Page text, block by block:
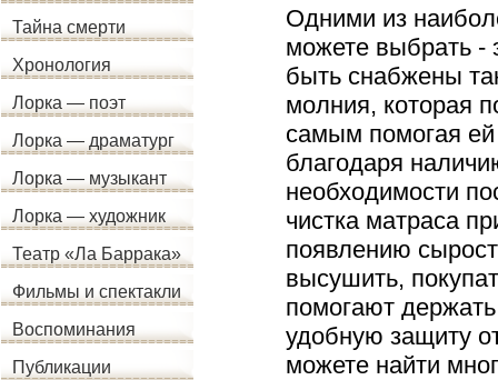
Тайна смерти
Хронология
Лорка — поэт
Лорка — драматург
Лорка — музыкант
Лорка — художник
Театр «Ла Баррака»
Фильмы и спектакли
Воспоминания
Публикации
Одними из
можете выбрать -
быть снабжены
молния, которая
самым помогая ей
благодаря
необходимости
чистка матраса
появлению
высушить,
помогают
удобную защиту
можете найти